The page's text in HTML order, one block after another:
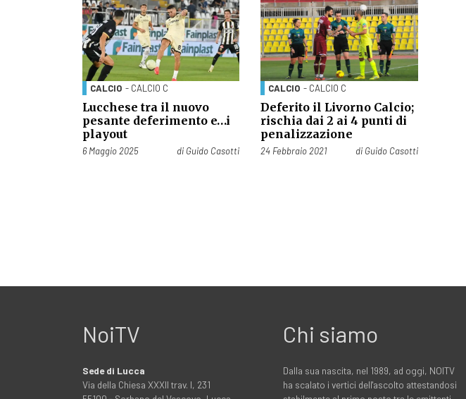
CALCIO - CALCIO C
Lucchese tra il nuovo
pesante deferimento e…i
playout
Pubblicato il
6 Maggio 2025 di Guido Casotti
CALCIO - CALCIO C
Deferito il Livorno Calcio;
rischia dai 2 ai 4 punti di
penalizzazione
Pubblicato il
24 Febbraio 2021 di Guido Casotti
NoiTV
Sede di Lucca
Via della Chiesa XXXII trav. I, 231
Chi siamo
Dalla sua nascita, nel 1989, ad oggi, NOITV
ha scalato i vertici dell'ascolto attestandosi